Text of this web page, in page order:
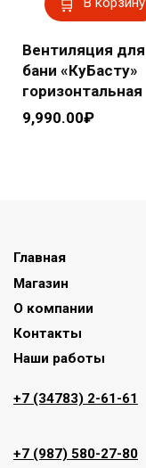
Вентиляция для
бани «КуБасту»
горизонтальная
9,990.00₽
Главная
Магазин
О компании
Контакты
Наши работы
+7 (34783) 2-61-61
+7 (987) 580-27-80